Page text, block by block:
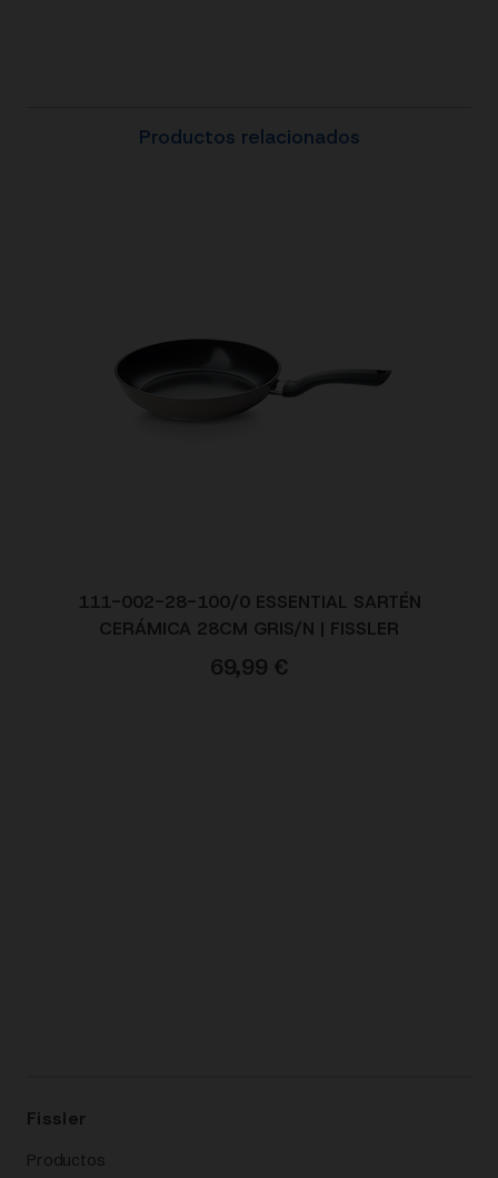
Productos relacionados
111-002-28-100/0 ESSENTIAL SARTÉN
CERÁMICA 28CM GRIS/N | FISSLER
69,99 €
Fissler
Productos